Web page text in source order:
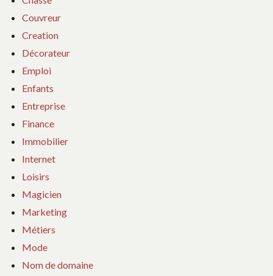
Couvreur
Creation
Décorateur
Emploi
Enfants
Entreprise
Finance
Immobilier
Internet
Loisirs
Magicien
Marketing
Métiers
Mode
Nom de domaine